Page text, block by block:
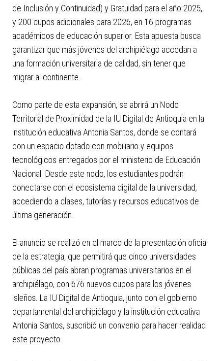
de Inclusión y Continuidad) y Gratuidad para el año 2025,
y 200 cupos adicionales para 2026, en 16 programas
académicos de educación superior. Esta apuesta busca
garantizar que más jóvenes del archipiélago accedan a
una formación universitaria de calidad, sin tener que
migrar al continente.
Como parte de esta expansión, se abrirá un Nodo
Territorial de Proximidad de la IU Digital de Antioquia en la
institución educativa Antonia Santos, donde se contará
con un espacio dotado con mobiliario y equipos
tecnológicos entregados por el ministerio de Educación
Nacional. Desde este nodo, los estudiantes podrán
conectarse con el ecosistema digital de la universidad,
accediendo a clases, tutorías y recursos educativos de
última generación.
El anuncio se realizó en el marco de la presentación oficial
de la estrategia, que permitirá que cinco universidades
públicas del país abran programas universitarios en el
archipiélago, con 676 nuevos cupos para los jóvenes
isleños. La IU Digital de Antioquia, junto con el gobierno
departamental del archipiélago y la institución educativa
Antonia Santos, suscribió un convenio para hacer realidad
este proyecto.